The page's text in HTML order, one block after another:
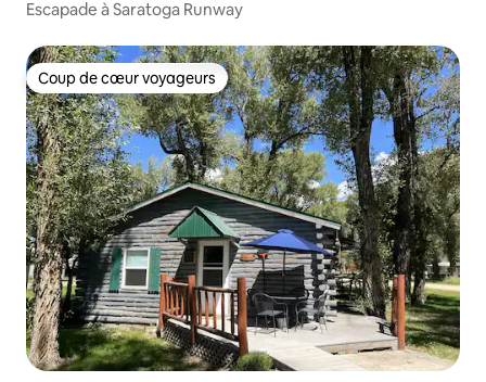
Escapade à Saratoga Runway
Coup de cœur voyageurs
Coup de cœur voyageurs